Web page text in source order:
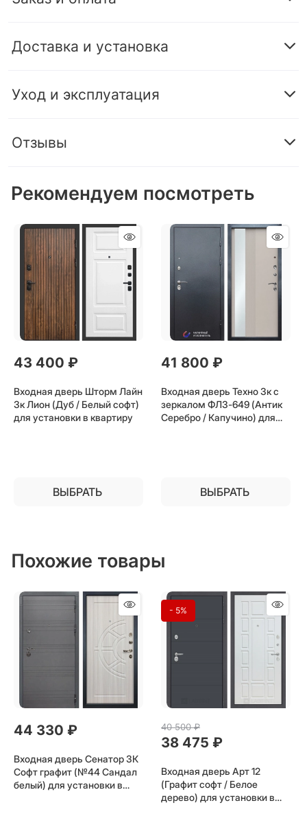
Доставка и установка
Уход и эксплуатация
Отзывы
Рекомендуем посмотреть
43 400 ₽
Входная дверь Шторм Лайн
3к Лион (Дуб / Белый софт)
для установки в квартиру
ВЫБРАТЬ
41 800 ₽
Входная дверь Техно 3к с
зеркалом ФЛЗ-649 (Антик
Серебро / Капучино) для
ВЫБРАТЬ
Похожие товары
44 330 ₽
Входная дверь Сенатор 3К
Софт графит (№44 Сандал
белый) для установки в
- 5%
40 500 ₽
38 475 ₽
Входная дверь Арт 12
(Графит софт / Белое
дерево) для установки в